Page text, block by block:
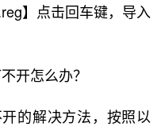
】点击回车键，导入
的解决方法，按照以